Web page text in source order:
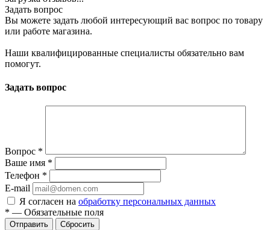
Задать вопрос
Вы можете задать любой интересующий вас вопрос по товару
или работе магазина.
Наши квалифицированные специалисты обязательно вам
помогут.
Задать вопрос
Вопрос *
Ваше имя *
Телефон *
E-mail
Я согласен на обработку персональных данных
* — Обязательные поля
Отправить Сбросить